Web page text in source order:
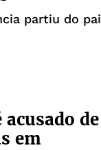
partiu do pai
de
em